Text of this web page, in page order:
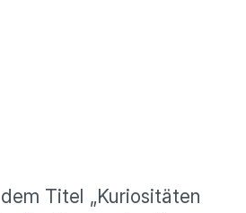
Titel „Kuriositäten